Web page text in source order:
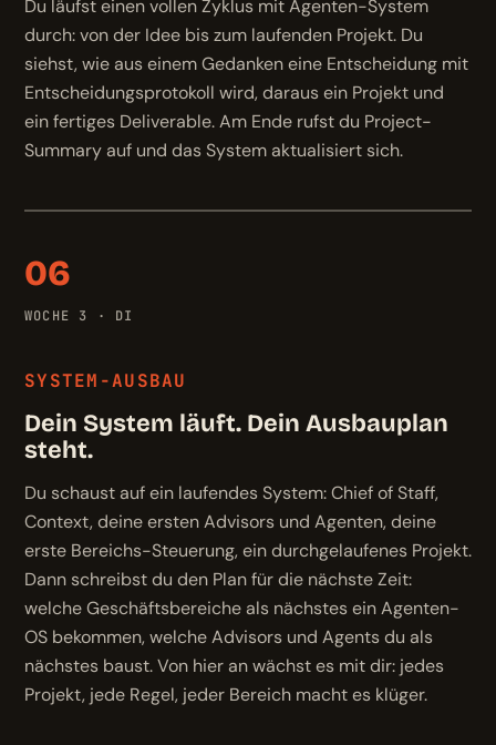
Du läufst einen vollen Zyklus mit Agenten-System
durch: von der Idee bis zum laufenden Projekt. Du
siehst, wie aus einem Gedanken eine Entscheidung mit
Entscheidungsprotokoll wird, daraus ein Projekt und
ein fertiges Deliverable. Am Ende rufst du Project-
Summary auf und das System aktualisiert sich.
06
WOCHE 3 · DI
SYSTEM-AUSBAU
Dein System läuft. Dein Ausbauplan
steht.
Du schaust auf ein laufendes System: Chief of Staff,
Context, deine ersten Advisors und Agenten, deine
erste Bereichs-Steuerung, ein durchgelaufenes Projekt.
Dann schreibst du den Plan für die nächste Zeit:
welche Geschäftsbereiche als nächstes ein Agenten-
OS bekommen, welche Advisors und Agents du als
nächstes baust. Von hier an wächst es mit dir: jedes
Projekt, jede Regel, jeder Bereich macht es klüger.